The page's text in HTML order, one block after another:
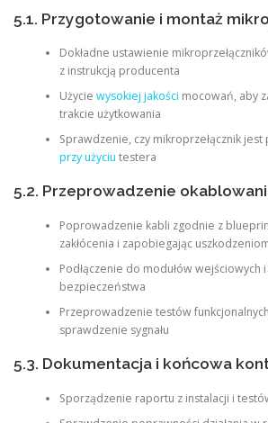
5.1. Przygotowanie i montaż
Dokładne ustawienie
z instrukcją producenta
Użycie wysokiej jakości mocowań, aby
trakcie użytkowania
Sprawdzenie, czy mikroprzełącznik
przy użyciu testera
5.2. Przeprowadzenie
Poprowadzenie kabli zgodnie z
zakłócenia i zapobiegając
Podłączenie do modułów
bezpieczeństwa
Przeprowadzenie testów
sprawdzenie sygnału
5.3. Dokumentacja i końcowa
Sporządzenie raportu z instalacji i